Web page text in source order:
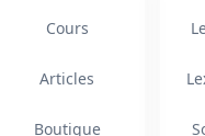
Cours
Articles
Boutique